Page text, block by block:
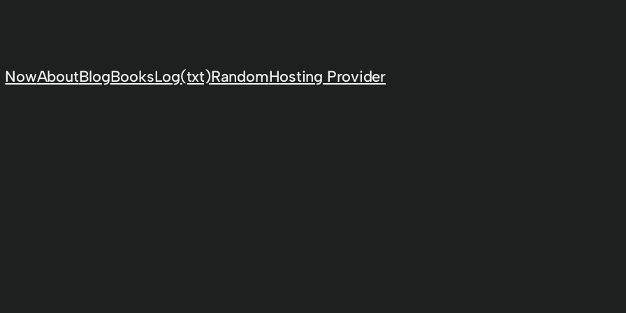
NowAboutBlogBooksLog(txt)RandomHosting Provider